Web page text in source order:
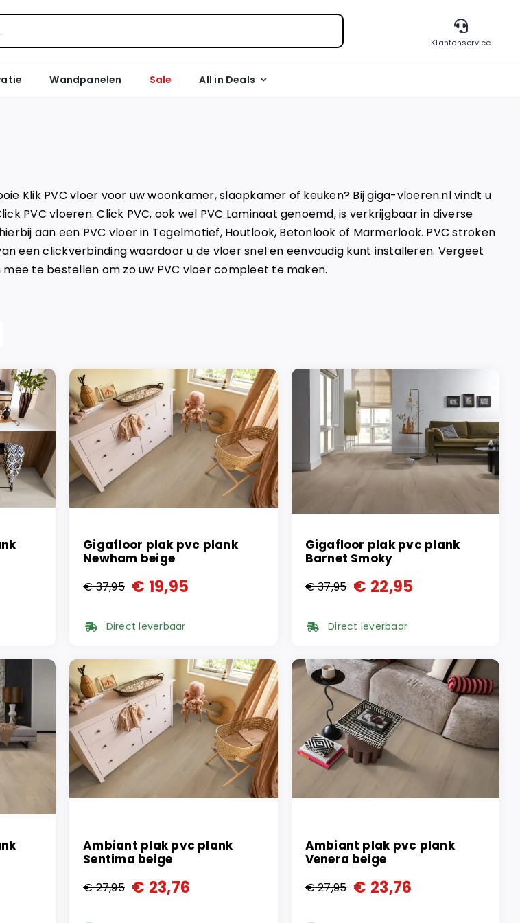
Klantenservice
Wandpanelen Sale All in Deals
Klik PVC vloer voor uw woonkamer, slaapkamer of keuken? Bij giga-vloeren.nl vindt u
PVC vloeren. Click PVC, ook wel PVC Laminaat genoemd, is verkrijgbaar in diverse
aan een PVC vloer in Tegelmotief, Houtlook, Betonlook of Marmerlook. PVC stroken
een clickverbinding waardoor u de vloer snel en eenvoudig kunt installeren. Vergeet
te bestellen om zo uw PVC vloer compleet te maken.
Gigafloor plak pvc plank
Newham beige
€37,95
Oorspronkelijke
prijs
€ 37,95.
€ 19,95
Huidige
prijs
€ 19,95.
Direct leverbaar
Gigafloor plak pvc plank
Barnet Smoky
€37,95
Oorspronkelijke
prijs
€ 37,95.
€ 22,95
Huidige
prijs
€ 22,95.
Direct leverbaar
Ambiant plak pvc plank
Sentima beige
€27,95
Oorspronkelijke
€ 23,76
Huidige
Ambiant plak pvc plank
Venera beige
€27,95
Oorspronkelijke
€ 23,76
Huidige